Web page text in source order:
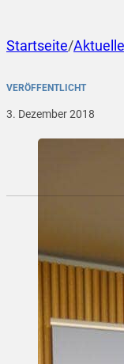
Startseite/
VERÖFFENTLICHT
3. Dezember 2018